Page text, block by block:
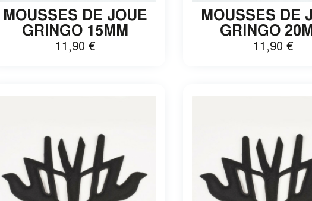
MOUSSES DE JOUE
GRINGO 15MM
11,90€
MOUSSES DE
GRINGO
11,90€